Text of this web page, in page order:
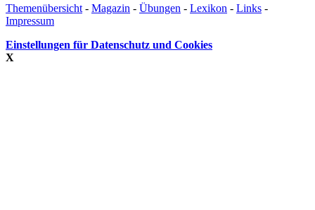
Themenübersicht - Magazin - Übungen - Lexikon - Links -
Impressum
Einstellungen für Datenschutz und Cookies
X